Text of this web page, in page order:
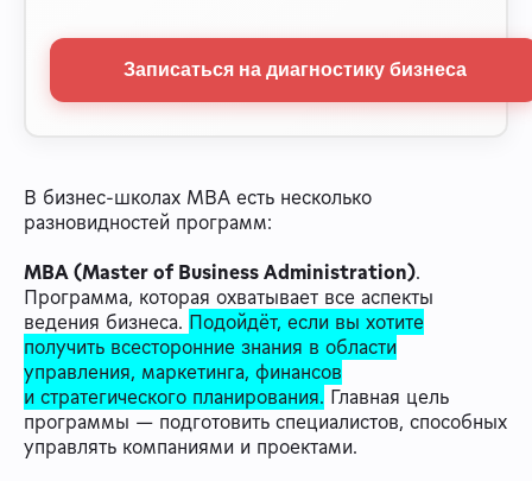
Записаться на диагностику бизнеса
В бизнес-школах МВА есть несколько
разновидностей программ:
MBA (Master of Business Administration).
Программа, которая охватывает все аспекты
ведения бизнеса. Подойдёт, если вы хотите
получить всесторонние знания в области
управления, маркетинга, финансов
и стратегического планирования. Главная цель
программы — подготовить специалистов, способных
управлять компаниями и проектами.